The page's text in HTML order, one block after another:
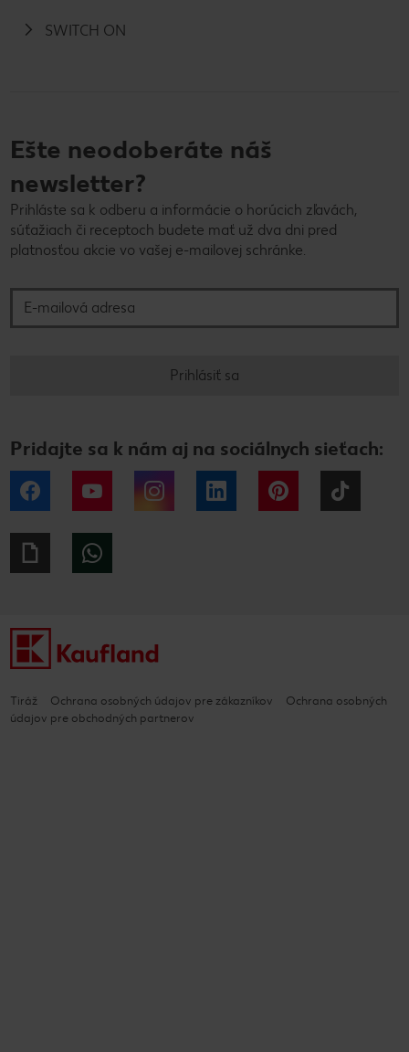
SWITCH ON
Ešte neodoberáte náš
newsletter?
Prihláste sa k odberu a informácie o horúcich zľavách,
súťažiach či receptoch budete mať už dva dni pred
platnosťou akcie vo vašej e-mailovej schránke.
Prihlásiť sa
Pridajte sa k nám aj na sociálnych sieťach:
Facebook YouTube Instagram LinkedIn Pinterest
Giphy
Tiráž Ochrana osobných údajov pre zákazníkov
Ochrana osobných
údajov pre obchodných partnerov